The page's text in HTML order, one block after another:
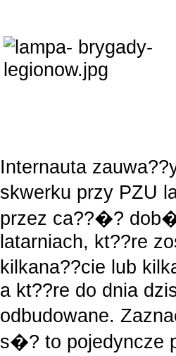
Internauta
skwerku przy PZU
przez ca??�?
latarniach, kt??re
kilkana??cie lub
a kt??re do dnia
odbudowane.
s�? to pojedyncze